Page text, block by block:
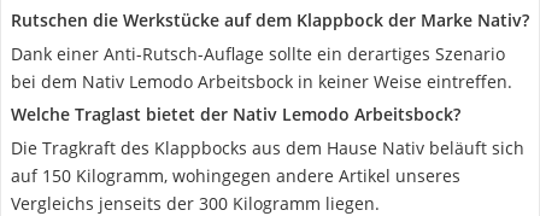
Rutschen die Werkstücke auf dem Klappbock der Marke Nativ?
Dank einer Anti-Rutsch-Auflage sollte ein derartiges Szenario
bei dem Nativ Lemodo Arbeitsbock in keiner Weise eintreffen.
Welche Traglast bietet der Nativ Lemodo Arbeitsbock?
Die Tragkraft des Klappbocks aus dem Hause Nativ beläuft sich
auf 150 Kilogramm, wohingegen andere Artikel unseres
Vergleichs jenseits der 300 Kilogramm liegen.